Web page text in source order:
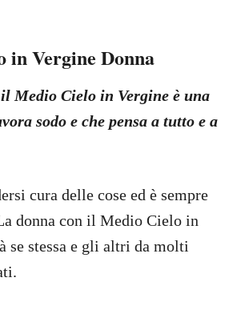
in Vergine Donna
Medio Cielo in Vergine è una
sodo e che pensa a tutto e a
cura delle cose ed è sempre
donna con il Medio Cielo in
se stessa e gli altri da molti